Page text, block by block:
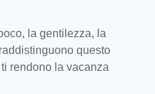
la gentilezza, la
questo
rendono la vacanza